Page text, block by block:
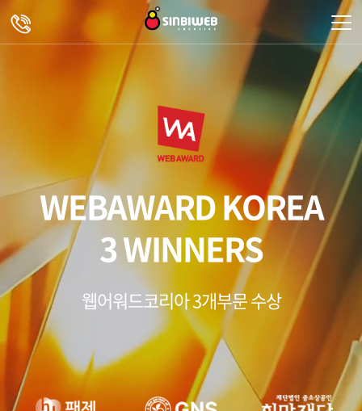
WEBAWARD KOREA
3 WINNERS
웹어워드코리아 3개부문 수상